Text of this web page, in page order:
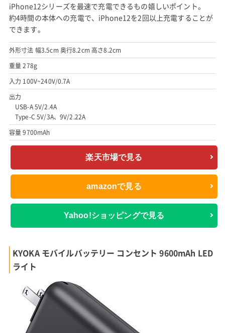
iPhone12シリーズを最速で充電できるもの嬉しいポイント。
約4時間の本体への充電で、iPhone12を2回以上充電することが
できます。
外形寸法 幅3.5cm 奥行8.2cm 高さ8.2cm
重量 278g
入力 100V~240V/0.7A
出力
USB-A 5V/2.4A
Type-C 5V/3A、9V/2.22A
容量 9700mAh
楽天市場で見る
amazonで見る
Yahoo!ショッピングで見る
KYOKA モバイルバッテリー コンセント 9600mAh LED
ライト